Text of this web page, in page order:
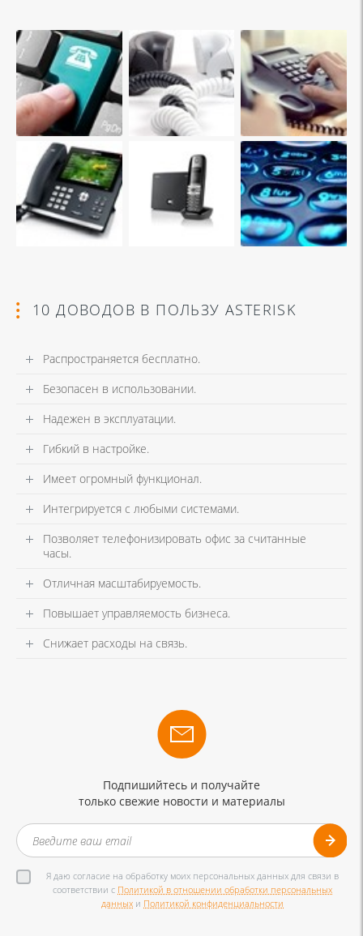
10 ДОВОДОВ В ПОЛЬЗУ ASTERISK
Распространяется бесплатно.
Безопасен в использовании.
Надежен в эксплуатации.
Гибкий в настройке.
Имеет огромный функционал.
Интегрируется с любыми системами.
Позволяет телефонизировать офис за считанные
часы.
Отличная масштабируемость.
Повышает управляемость бизнеса.
Снижает расходы на связь.
Подпишийтесь и получайте
только свежие новости и материалы
Я даю согласие на обработку моих персональных данных для связи в
соответствии с Политикой в отношении обработки персональных
данных и Политикой конфиденциальности